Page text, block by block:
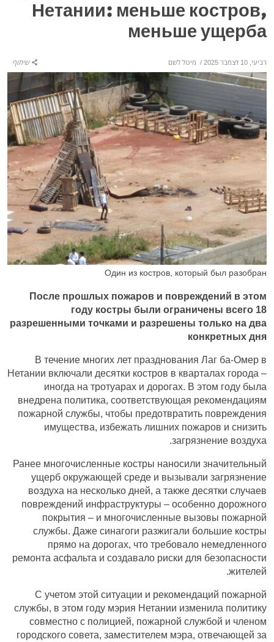
Нетании: меньше костров,
меньше ущерба
רביעי, 10 דצמבר 2025 / מיטל לשם שיתוף
Один из костров, который был разобран
После прошлых пожаров и повреждений в этом
году костры были ограничены всего 18
разрешенными точками и разрешены только на два
конкретных дня
В течение многих лет празднования Лаг ба-Омер в
Нетании включали десятки костров в кварталах города –
иногда на тротуарах и дорогах. В этом году была
внедрена политика, соответствующая рекомендациям
пожарной службы, чтобы предотвратить повреждения
имущества, избежать лишних пожаров и снизить
загрязнение воздуха.
Ранее многочисленные костры наносили значительный
ущерб окружающей среде и вызывали загрязнение
воздуха на несколько дней, а также десятки случаев
повреждений инфраструктуры – особенно дорожного
покрытия – и многочисленные вызовы пожарной
службы. Даже синагоги разжигали большие костры
прямо на дорогах, что требовало немедленного
ремонта асфальта и создавало риски для безопасности
жителей.
С учетом этой ситуации и рекомендаций пожарной
службы, в этом году мэрия Нетании изменила политику
совместно с полицией, пожарной службой и членом
городского совета, заместителем мэра, отвечающей за